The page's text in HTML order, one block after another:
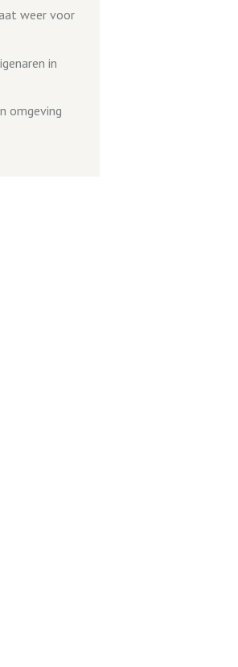
weer voor
in
omgeving